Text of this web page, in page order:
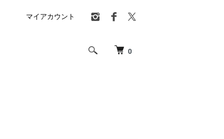
0
マイアカウント